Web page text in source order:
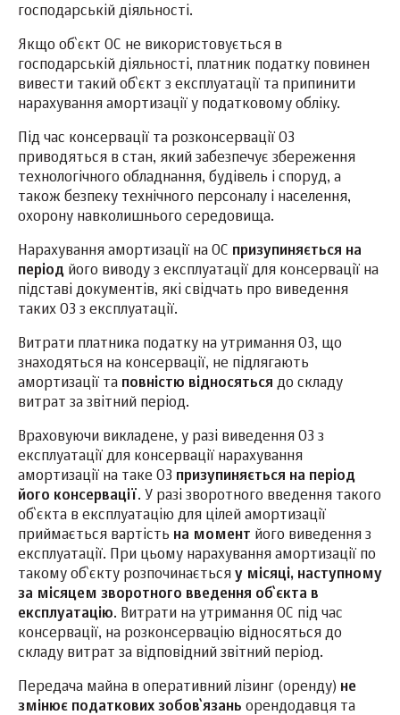
господарській діяльності.
Якщо об`єкт ОС не використовується в
господарській діяльності, платник податку повинен
вивести такий об`єкт з експлуатації та припинити
нарахування амортизації у податковому обліку.
Під час консервації та розконсервації ОЗ
приводяться в стан, який забезпечує збереження
технологічного обладнання, будівель і споруд, а
також безпеку технічного персоналу і населення,
охорону навколишнього середовища.
Нарахування амортизації на ОС призупиняється на
період його виводу з експлуатації для консервації на
підставі документів, які свідчать про виведення
таких ОЗ з експлуатації.
Витрати платника податку на утримання ОЗ, що
знаходяться на консервації, не підлягають
амортизації та повністю відносяться до складу
витрат за звітний період.
Враховуючи викладене, у разі виведення ОЗ з
експлуатації для консервації нарахування
амортизації на таке ОЗ призупиняється на період
його консервації. У разі зворотного введення такого
об`єкта в експлуатацію для цілей амортизації
приймається вартість на момент його виведення з
експлуатації. При цьому нарахування амортизації по
такому об`єкту розпочинається у місяці, наступному
за місяцем зворотного введення об`єкта в
експлуатацію. Витрати на утримання ОС під час
консервації, на розконсервацію відносяться до
складу витрат за відповідний звітний період.
Передача майна в оперативний лізинг (оренду) не
змінює податкових зобов`язань орендодавця та